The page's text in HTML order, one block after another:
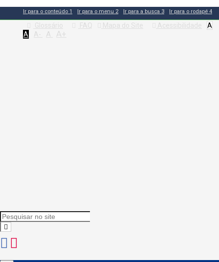
Ir para o conteúdo 1 Ir para o menu 2 Ir para a busca 3 Ir para o rodapé 4
Glossário FAQ Mapa do Site Acessibilidade
A
A
A- A A+